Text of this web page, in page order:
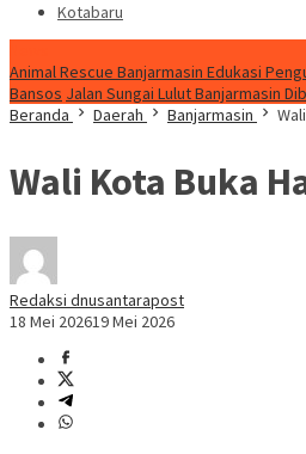
Kotabaru
Animal Rescue Banjarmasin Edukasi
Bansos Jalan Sungai Lulut Banjarmasin
Beranda
Daerah Banjarmasin
Wali Kota Buka
Redaksi dnusantarapost
18 Mei 202619 Mei 2026